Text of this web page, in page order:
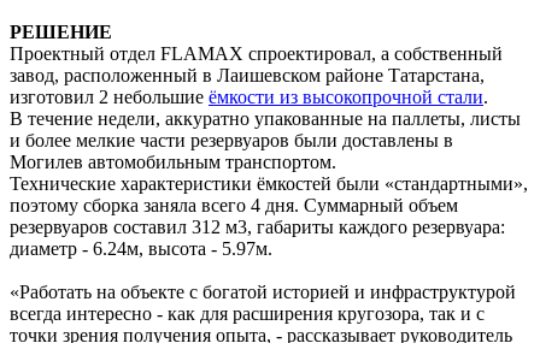
РЕШЕНИЕ
Проектный отдел FLAMAX спроектировал, а собственный
завод, расположенный в Лаишевском районе Татарстана,
изготовил 2 небольшие ёмкости из высокопрочной стали.
В течение недели, аккуратно упакованные на паллеты, листы
и более мелкие части резервуаров были доставлены в
Могилев автомобильным транспортом.
Технические характеристики ёмкостей были «стандартными»,
поэтому сборка заняла всего 4 дня. Суммарный объем
резервуаров составил 312 м3, габариты каждого резервуара:
диаметр - 6.24м, высота - 5.97м.
«Работать на объекте с богатой историей и инфраструктурой
всегда интересно - как для расширения кругозора, так и с
точки зрения получения опыта, - рассказывает руководитель